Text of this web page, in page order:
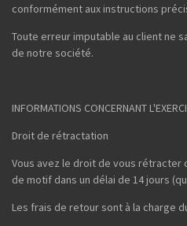
conformément aux instructions
Toute erreur imputable au client ne
de notre société.
INFORMATIONS CONCERNANT
Droit de rétractation
Vous avez le droit de vous rétracter
de motif dans un délai de 14 jours
Les frais de retour sont à la charge